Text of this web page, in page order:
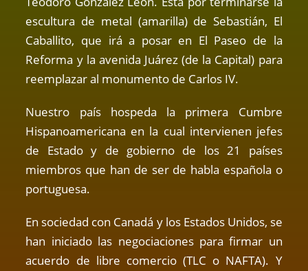
escultura de metal (amarilla) de Sebastián, El
Caballito, que irá a posar en El Paseo de la
Reforma y la avenida Juárez (de la Capital) para
reemplazar al monumento de Carlos IV.
Nuestro país hospeda la primera Cumbre
Hispanoamericana en la cual intervienen jefes
de Estado y de gobierno de los 21 países
miembros que han de ser de habla española o
portuguesa.
En sociedad con Canadá y los Estados Unidos, se
han iniciado las negociaciones para firmar un
acuerdo de libre comercio (TLC o NAFTA). Y